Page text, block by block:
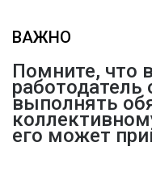
ВАЖНО
Помните, что
работодатель
выполнять
его может